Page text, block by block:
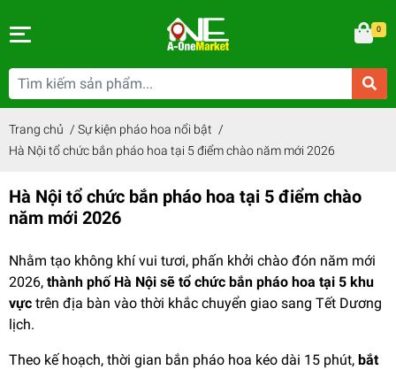
0
Trang chủ / Sự kiện pháo hoa nổi bật /
Hà Nội tổ chức bắn pháo hoa tại 5 điểm chào năm mới 2026
Hà Nội tổ chức bắn pháo hoa tại 5 điểm chào
năm mới 2026
Nhằm tạo không khí vui tươi, phấn khởi chào đón năm mới
2026, thành phố Hà Nội sẽ tổ chức bắn pháo hoa tại 5 khu
vực trên địa bàn vào thời khắc chuyển giao sang Tết Dương
lịch.
Theo kế hoạch, thời gian bắn pháo hoa kéo dài 15 phút, bắt